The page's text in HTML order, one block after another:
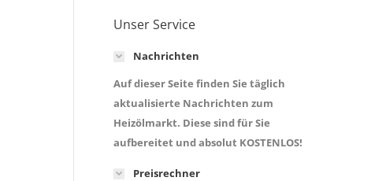
Unser Service
Nachrichten
Auf dieser Seite finden Sie täglich
aktualisierte Nachrichten zum
Heizölmarkt. Diese sind für Sie
aufbereitet und absolut KOSTENLOS!
Preisrechner